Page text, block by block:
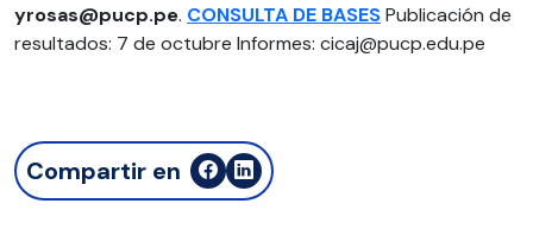
yrosas@pucp.pe. CONSULTA DE BASESPublicación de
resultados: 7 de octubre Informes: cicaj@pucp.edu.pe
Compartir en